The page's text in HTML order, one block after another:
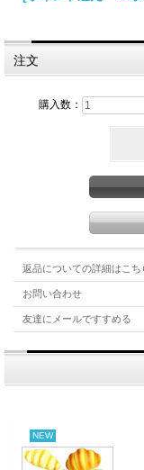
注文
購入数：
返品についての詳細はこち
お問い合わせ
友達にメールですすめる
NEW